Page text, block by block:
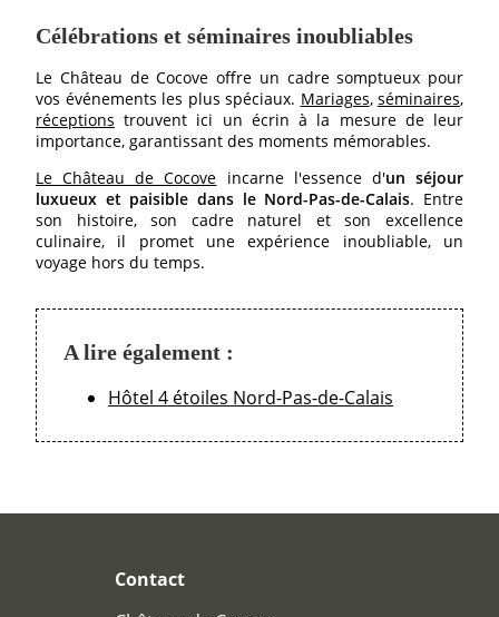
Célébrations et séminaires inoubliables
Le Château de Cocove offre un cadre somptueux pour
vos événements les plus spéciaux. Mariages, séminaires,
réceptions trouvent ici un écrin à la mesure de leur
importance, garantissant des moments mémorables.
Le Château de Cocove incarne l'essence d'un séjour
luxueux et paisible dans le Nord-Pas-de-Calais. Entre
son histoire, son cadre naturel et son excellence
culinaire, il promet une expérience inoubliable, un
voyage hors du temps.
A lire également :
Hôtel 4 étoiles Nord-Pas-de-Calais
Contact
CAVE À VIN
SÉMINAIRE
RÉCEPTIONS
TOURISME
GALERIE PHOTOS
OFFRES
ACCÈS
RECRUTEMENT
ACCÈS
BOUTIQUE CADEAU
Téléphone :+33 3 21 82 68 29
Mail :contact@chateaudecocove.com